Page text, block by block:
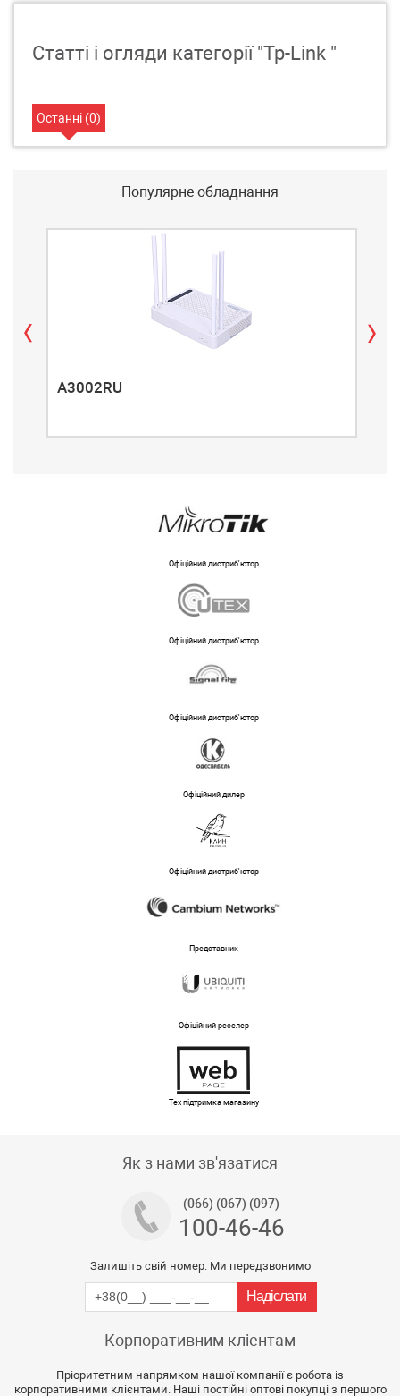
Статті і огляди категорії "Tp-Link "
Останні (0)
Популярне обладнання
A3002RU
Офіційний дистриб'ютор
Офіційний дистриб'ютор
Офіційний дистриб'ютор
Офіційний дилер
Офіційний дистриб'ютор
Представник
Офіційний реселер
Тех підтримка магазину
Як з нами зв'язатися
(066) (067) (097)
100-46-46
Залишіть свій номер. Ми передзвонимо
Корпоративним кліентам
Пріоритетним напрямком нашої компанії є робота із
корпоративними клієнтами. Наші постійні оптові покупці з першого